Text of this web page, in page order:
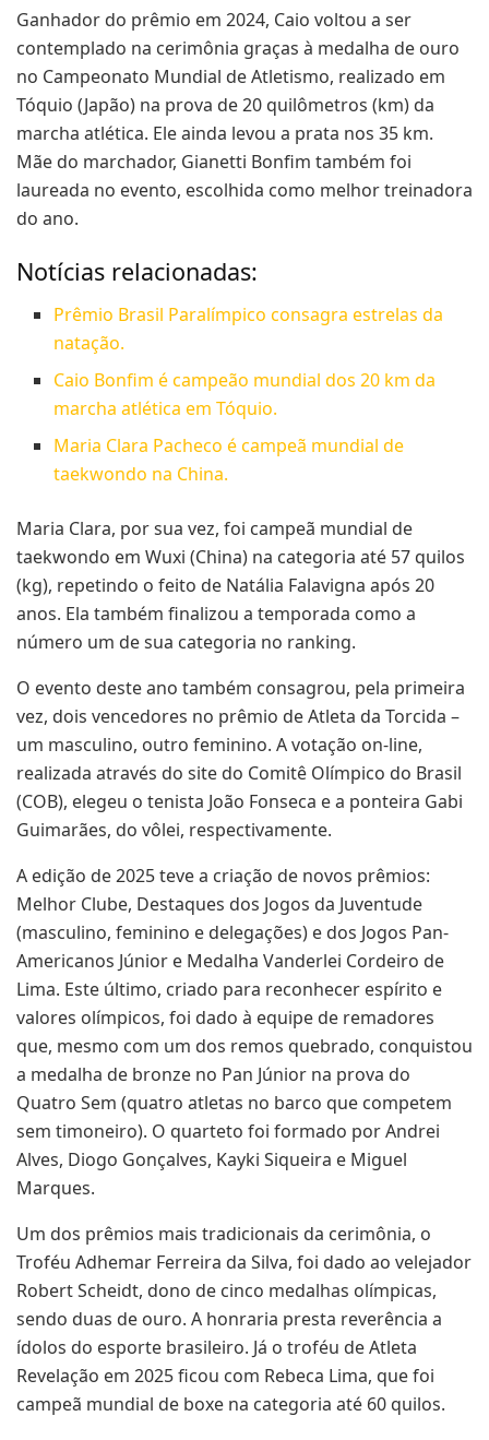
Ganhador do prêmio em 2024, Caio voltou a ser
contemplado na cerimônia graças à medalha de ouro
no Campeonato Mundial de Atletismo, realizado em
Tóquio (Japão) na prova de 20 quilômetros (km) da
marcha atlética. Ele ainda levou a prata nos 35 km.
Mãe do marchador, Gianetti Bonfim também foi
laureada no evento, escolhida como melhor treinadora
do ano.
Notícias relacionadas:
Prêmio Brasil Paralímpico consagra estrelas da
natação.
Caio Bonfim é campeão mundial dos 20 km da
marcha atlética em Tóquio.
Maria Clara Pacheco é campeã mundial de
taekwondo na China.
Maria Clara, por sua vez, foi campeã mundial de
taekwondo em Wuxi (China) na categoria até 57 quilos
(kg), repetindo o feito de Natália Falavigna após 20
anos. Ela também finalizou a temporada como a
número um de sua categoria no ranking.
O evento deste ano também consagrou, pela primeira
vez, dois vencedores no prêmio de Atleta da Torcida –
um masculino, outro feminino. A votação on-line,
realizada através do site do Comitê Olímpico do Brasil
(COB), elegeu o tenista João Fonseca e a ponteira Gabi
Guimarães, do vôlei, respectivamente.
A edição de 2025 teve a criação de novos prêmios:
Melhor Clube, Destaques dos Jogos da Juventude
(masculino, feminino e delegações) e dos Jogos Pan-
Americanos Júnior e Medalha Vanderlei Cordeiro de
Lima. Este último, criado para reconhecer espírito e
valores olímpicos, foi dado à equipe de remadores
que, mesmo com um dos remos quebrado, conquistou
a medalha de bronze no Pan Júnior na prova do
Quatro Sem (quatro atletas no barco que competem
sem timoneiro). O quarteto foi formado por Andrei
Alves, Diogo Gonçalves, Kayki Siqueira e Miguel
Marques.
Um dos prêmios mais tradicionais da cerimônia, o
Troféu Adhemar Ferreira da Silva, foi dado ao velejador
Robert Scheidt, dono de cinco medalhas olímpicas,
sendo duas de ouro. A honraria presta reverência a
ídolos do esporte brasileiro. Já o troféu de Atleta
Revelação em 2025 ficou com Rebeca Lima, que foi
campeã mundial de boxe na categoria até 60 quilos.